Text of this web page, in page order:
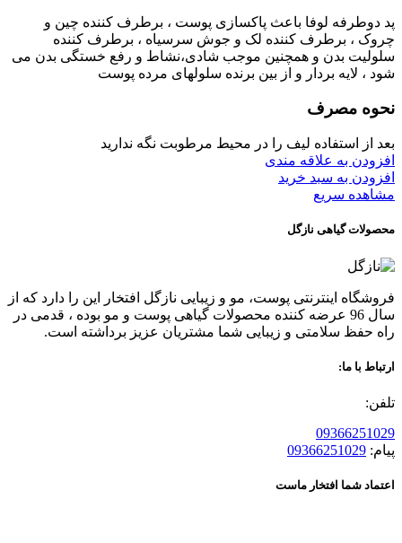
پد دوطرفه لوفا باعث پاکسازی پوست ، برطرف کننده چین و
چروک ، برطرف کننده لک و جوش سرسیاه ، برطرف کننده
سلولیت بدن و همچنین موجب شادی،نشاط و رفع خستگی بدن می
شود ، لایه بردار و از بین برنده سلولهای مرده پوست
نحوه مصرف
بعد از استفاده لیف را در محیط مرطوبت نگه ندارید
افزودن به علاقه مندی
افزودن به سبد خرید
مشاهده سریع
محصولات گیاهی نازگل
فروشگاه اینترنتی پوست، مو و زیبایی نازگل افتخار این را دارد که از
سال 96 عرضه کننده محصولات گیاهی پوست و مو بوده ، قدمی در
راه حفظ سلامتی و زیبایی شما مشتریان عزیز برداشته است.
ارتباط با ما:
تلفن:
09366251029
پیام: 09366251029
اعتماد شما افتخار ماست